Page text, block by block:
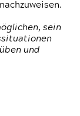
sein
und